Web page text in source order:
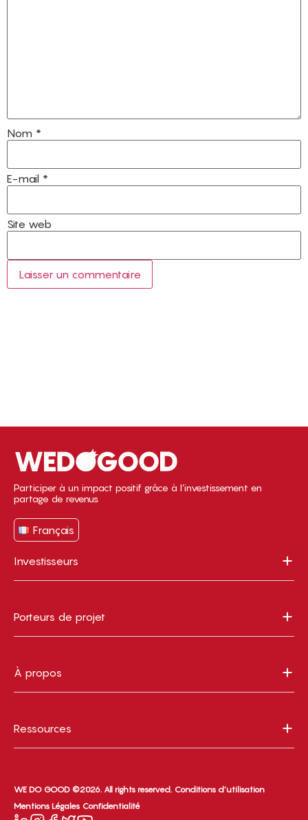
Nom *
E-mail *
Site web
Participer à un impact positif grâce à l’investissement en
partage de revenus
Français
Investisseurs
Porteurs de projet
À propos
Ressources
WE DO GOOD ©2026. All rights reserved. Conditions d’utilisation
Mentions Légales Confidentialité